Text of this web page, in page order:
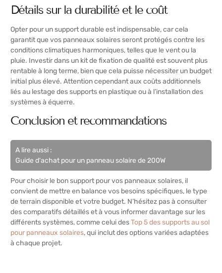
Détails sur la durabilité et le coût
Opter pour un support durable est indispensable, car cela
garantit que vos panneaux solaires seront protégés contre les
conditions climatiques harmoniques, telles que le vent ou la
pluie. Investir dans un kit de fixation de qualité est souvent plus
rentable à long terme, bien que cela puisse nécessiter un budget
initial plus élevé. Attention cependant aux coûts additionnels
liés au lestage des supports en plastique ou à l’installation des
systèmes à équerre.
Conclusion et recommandations
A lire aussi :
Guide d'achat pour un panneau solaire de 200W
Pour choisir le bon support pour vos panneaux solaires, il
convient de mettre en balance vos besoins spécifiques, le type
de terrain disponible et votre budget. N’hésitez pas à consulter
des comparatifs détaillés et à vous informer davantage sur les
différents systèmes, comme celui desTop 5 des supports au sol
pour panneaux solaires, qui inclut des options variées adaptées
à chaque projet.